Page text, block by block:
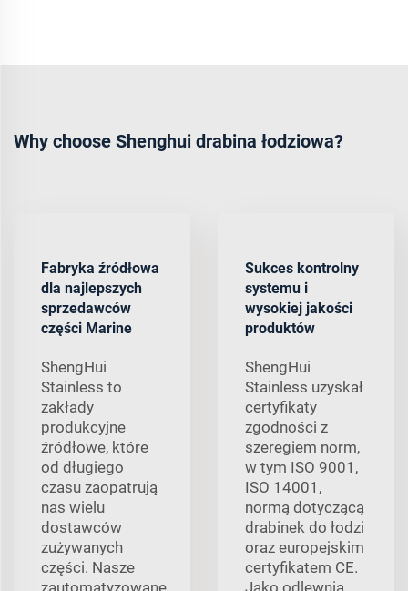
Why choose Shenghui drabina łodziowa?
Fabryka źródłowa
dla najlepszych
sprzedawców
części Marine
ShengHui
Stainless to
zakłady
produkcyjne
źródłowe, które
od długiego
czasu zaopatrują
nas wielu
dostawców
zużywanych
części. Nasze
zautomatyzowane
Sukces kontrolny
systemu i
wysokiej jakości
produktów
ShengHui
Stainless uzyskał
certyfikaty
zgodności z
szeregiem norm,
w tym ISO 9001,
ISO 14001,
normą dotyczącą
drabinek do łodzi
oraz europejskim
certyfikatem CE.
Jako odlewnia